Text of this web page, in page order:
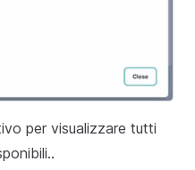
per visualizzare tutti